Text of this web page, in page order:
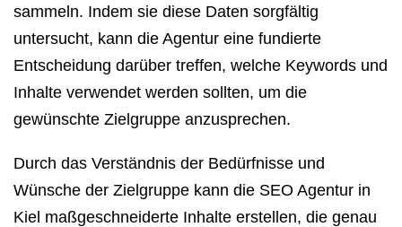
sammeln. Indem sie diese Daten sorgfältig
untersucht, kann die Agentur eine fundierte
Entscheidung darüber treffen, welche Keywords und
Inhalte verwendet werden sollten, um die
gewünschte Zielgruppe anzusprechen.
Durch das Verständnis der Bedürfnisse und
Wünsche der Zielgruppe kann die SEO Agentur in
Kiel maßgeschneiderte Inhalte erstellen, die genau